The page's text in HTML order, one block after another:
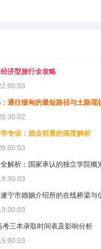
济型旅行全攻略
通往缅甸的最短路径与土路现
专业：就业前景的深度解析
解析：国家承认的独立学院概
宁市婚姻介绍所的在线桥梁与
考三本录取时间表及影响分析